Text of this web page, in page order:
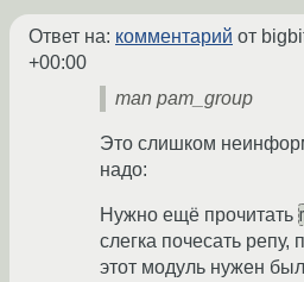
Ответ на: комментарий от
+00:00
man pam_group
Это слишком
надо:
Нужно ещё прочитать
слегка почесать репу,
этот модуль нужен